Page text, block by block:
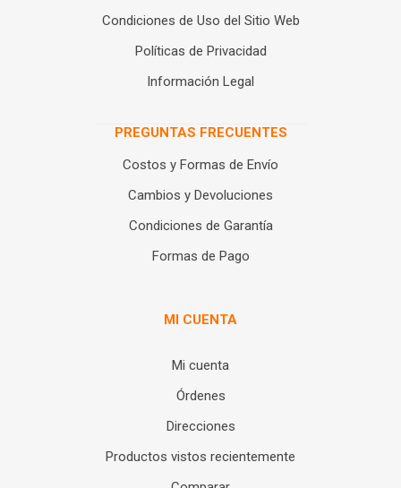
Condiciones de Uso del Sitio Web
Políticas de Privacidad
Información Legal
PREGUNTAS FRECUENTES
Costos y Formas de Envío
Cambios y Devoluciones
Condiciones de Garantía
Formas de Pago
MI CUENTA
Mi cuenta
Órdenes
Direcciones
Productos vistos recientemente